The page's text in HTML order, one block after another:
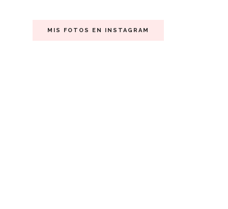
MIS FOTOS EN INSTAGRAM